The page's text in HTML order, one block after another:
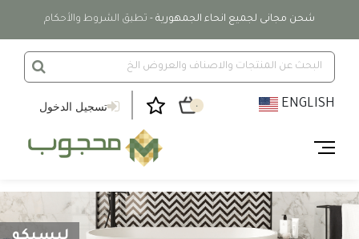
شحن مجانى لجميع انحاء الجمهورية - تطبق الشروط والأحكام
تسجيل الدخول ٠ ENGLISH